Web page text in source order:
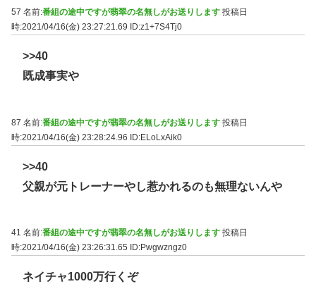
57 名前:番組の途中ですが翡翠の名無しがお送りします 投稿日
時:2021/04/16(金) 23:27:21.69
ID:z1+7S4Tj0
>>40
既成事実や
87 名前:番組の途中ですが翡翠の名無しがお送りします 投稿日
時:2021/04/16(金) 23:28:24.96 ID:ELoLxAik0
>>40
父親が元トレーナーやし惹かれるのも無理ないんや
41 名前:番組の途中ですが翡翠の名無しがお送りします 投稿日
時:2021/04/16(金) 23:26:31.65
ID:Pwgwzngz0
ネイチャ1000万行くぞ